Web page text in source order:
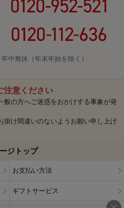
中無休（年末年始を除く）
注意ください
般の方へご迷惑をおかけする事象が発
掛け間違いのないようお願い申し上げ
ジトップ
お支払い方法
ギフトサービス